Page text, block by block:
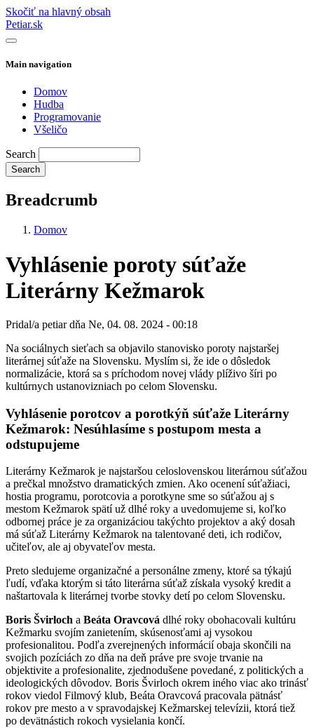
Skočiť na hlavný obsah
Petiar.sk
Main navigation
Domov
Hudba
Programovanie
Všeličo
Search
Breadcrumb
Domov
Vyhlásenie poroty súťaže
Literárny Kežmarok
Pridal/a petiardňa Ne, 04. 08. 2024 - 00:18
Na sociálnych sieťach sa objavilo stanovisko poroty najstaršej
literárnej súťaže na Slovensku. Myslím si, že ide o dôsledok
normalizácie, ktorá sa s príchodom novej vlády plíživo šíri po
kultúrnych ustanovizniach po celom Slovensku.
Vyhlásenie porotcov a porotkýň súťaže Literárny
Kežmarok: Nesúhlasíme s postupom mesta a
odstupujeme
Literárny Kežmarok je najstaršou celoslovenskou literárnou súťažou
a prečkal množstvo dramatických zmien. Ako ocenení súťažiaci,
hostia programu, porotcovia a porotkyne sme so súťažou aj s
mestom Kežmarok spätí už dlhé roky a uvedomujeme si, koľko
odbornej práce je za organizáciou takýchto projektov a aký dosah
má súťaž Literárny Kežmarok na talentované deti, ich rodičov,
učiteľov, ale aj obyvateľov mesta.
Preto sledujeme organizačné a personálne zmeny, ktoré sa týkajú
ľudí, vďaka ktorým si táto literárna súťaž získala vysoký kredit a
naštartovala k literárnej tvorbe stovky detí po celom Slovensku.
Boris Švirloch a Beáta Oravcová dlhé roky obohacovali kultúru
Kežmarku svojím zanietením, skúsenosťami aj vysokou
profesionalitou. Podľa zverejnených informácií obaja skončili na
svojich pozíciách zo dňa na deň práve pre svoje trvanie na
objektivite a profesionalite, zjednodušene povedané, z politických a
ideologických dôvodov. Boris Švirloch okrem iného viac ako trinásť
rokov viedol Filmový klub, Beáta Oravcová pracovala pätnásť
rokov pre mesto a v spravodajskej Kežmarskej televízii, ktorá tiež
po devätnástich rokoch vysielania končí.